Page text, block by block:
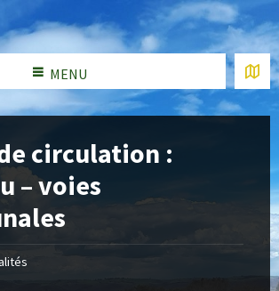
MENU
circulation :
– voies